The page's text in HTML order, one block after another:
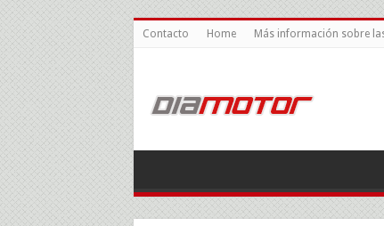
Contacto Home Más información sobre